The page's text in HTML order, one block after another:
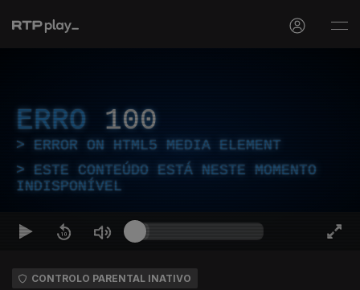
ERRO 100
ERROR ON HTML5 MEDIA ELEMENT
ESTE CONTEÚDO ESTÁ NESTE MOMENTO
INDISPONÍVEL
CONTROLO PARENTAL INATIVO